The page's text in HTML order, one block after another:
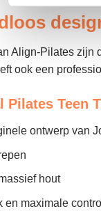
Align-Pilates zijn
ook een
Pilates Teen
ontwerp van
hout
en maximale